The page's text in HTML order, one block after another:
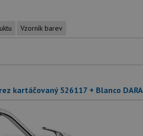
Vzorník barev
kartáčovaný 526117 + Blanco